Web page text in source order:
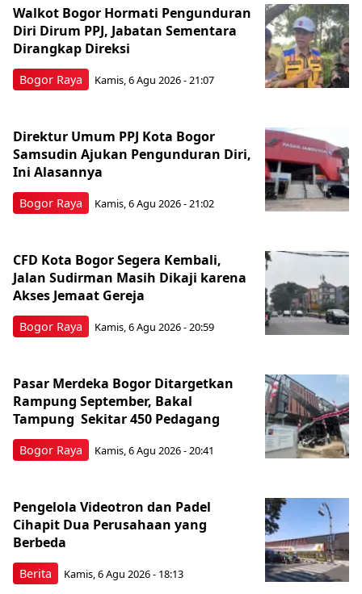
Bogor Raya
Walkot Bogor Hormati Pengunduran
Diri Dirum PPJ, Jabatan Sementara
Dirangkap Direksi
Kamis, 6 Agu 2026 - 21:07
Bogor Raya
Direktur Umum PPJ Kota Bogor
Samsudin Ajukan Pengunduran Diri,
Ini Alasannya
Kamis, 6 Agu 2026 - 21:02
Bogor Raya
CFD Kota Bogor Segera Kembali,
Jalan Sudirman Masih Dikaji karena
Akses Jemaat Gereja
Kamis, 6 Agu 2026 - 20:59
Bogor Raya
Pasar Merdeka Bogor Ditargetkan
Rampung September, Bakal
Tampung Sekitar 450 Pedagang
Kamis, 6 Agu 2026 - 20:41
Berita
Pengelola Videotron dan Padel
Cihapit Dua Perusahaan yang
Berbeda
Kamis, 6 Agu 2026 - 18:13